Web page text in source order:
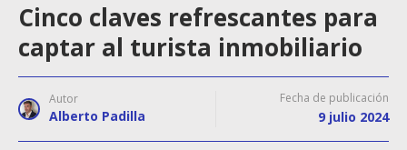
Cinco claves refrescantes para
captar al turista inmobiliario
Autor
Alberto Padilla
Fecha de publicación
9 julio 2024